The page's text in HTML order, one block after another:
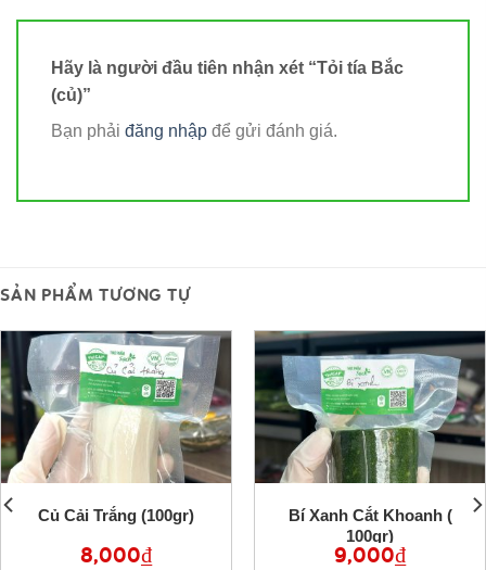
Hãy là người đầu tiên nhận xét “Tỏi tía Bắc
(củ)”
Bạn phải đăng nhập để gửi đánh giá.
SẢN PHẨM TƯƠNG TỰ
Củ Cải Trắng (100gr)
8,000₫
Bí Xanh Cắt Khoanh (
100gr)
9,000₫